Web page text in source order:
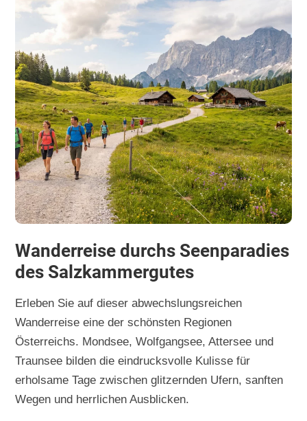
Wanderreise durchs Seenparadies
des Salzkammergutes
Erleben Sie auf dieser abwechslungsreichen
Wanderreise eine der schönsten Regionen
Österreichs. Mondsee, Wolfgangsee, Attersee und
Traunsee bilden die eindrucksvolle Kulisse für
erholsame Tage zwischen glitzernden Ufern, sanften
Wegen und herrlichen Ausblicken.